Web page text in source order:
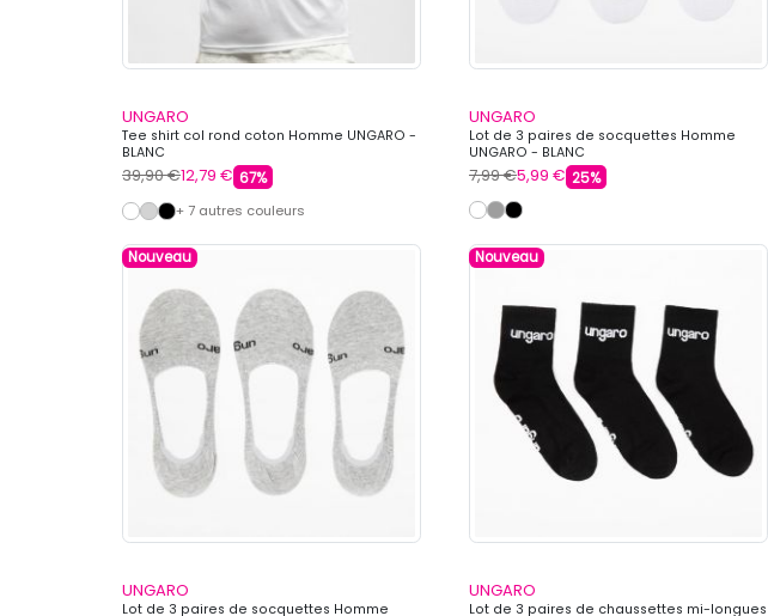
UNGARO
Tee shirt col rond coton Homme UNGARO -
BLANC
39,90 €12,79 € 67%
+ 7 autres couleurs
UNGARO
Lot de 3 paires de socquettes Homme
UNGARO - BLANC
7,99 €5,99 € 25%
Nouveau
UNGARO
Lot de 3 paires de socquettes Homme
Nouveau
UNGARO
Lot de 3 paires de chaussettes mi-longues